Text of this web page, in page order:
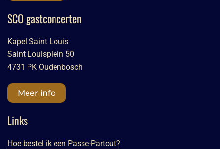
SCO gastconcerten
Kapel Saint Louis
Saint Louisplein 50
4731 PK Oudenbosch
Meer info
Links
Hoe bestel ik een Passe-Partout?